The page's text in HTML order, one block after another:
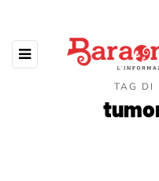
TAG DI